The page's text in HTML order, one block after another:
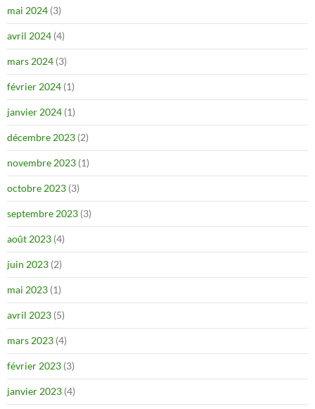
mai 2024 (3)
avril 2024 (4)
mars 2024 (3)
février 2024 (1)
janvier 2024 (1)
décembre 2023 (2)
novembre 2023 (1)
octobre 2023 (3)
septembre 2023 (3)
août 2023 (4)
juin 2023 (2)
mai 2023 (1)
avril 2023 (5)
mars 2023 (4)
février 2023 (3)
janvier 2023 (4)